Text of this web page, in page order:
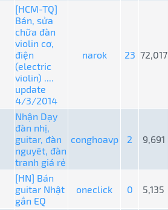
[HCM-TQ]
Bán, sửa
chữa đàn
violin cơ,
điện
(electric
violin) ....
update
4/3/2014
narok 23 72,017
Nhận Dạy
đàn nhị,
guitar, đàn
nguyêt, đàn
tranh giá rẻ
conghoavp 2 9,691
[HN] Bán
guitar Nhật
gắn EQ
oneclick 0 5,135